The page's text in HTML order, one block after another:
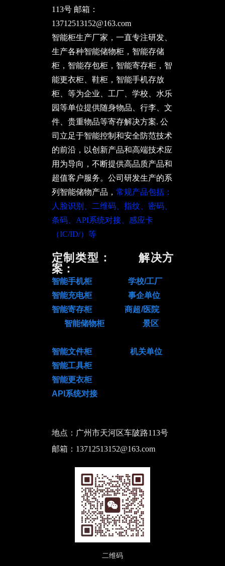
定制类型： 解决方
案：
智能手机柜 学校/工厂
智能充电柜 事企单位
智能寄存柜 商超/医院
智能储物柜 景区
智能文件柜 机关单位
智能工具柜
智能更衣柜
API系统对接
地点：广州市天河区车陂路113号
邮箱：13712513152@163.com
二维码
113号 邮箱：
13712513152@163.com
智能柜生产厂家，一直专注研发、
生产各种智能储物柜，智能存储
柜，智能存包柜，智能寄存柜，智
能更衣柜、鞋柜，智能手机存放
柜、等为企业、工厂、学校、水乐
园等单位提供随身物品、行李、文
件、贵重物品等寄存解决方案. 公
司立足于智能控制和安全防范技术
的前沿，以创新产品和高端技术应
用为导向，不断提供高品质产品和
超值客户服务。公司研发生产的系
列智能储物产品， 常规产品包括：
人脸识别、二维码、指纹、密码、
条码、API系统对接、感应卡
（IC/ID/）等